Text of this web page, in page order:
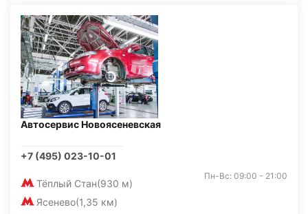
Автосервис Новоясеневская
+7 (495) 023-10-01
Тёплый Стан(930 м)
Ясенево(1,35 км)
Пн-Вс: 09:00 - 21:00